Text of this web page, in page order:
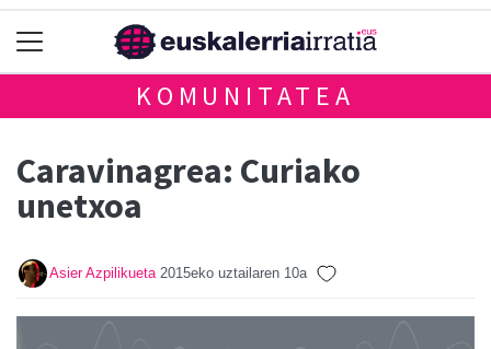
KOMUNITATEA
Caravinagrea: Curiako
unetxoa
Asier Azpilikueta 2015eko uztailaren 10a